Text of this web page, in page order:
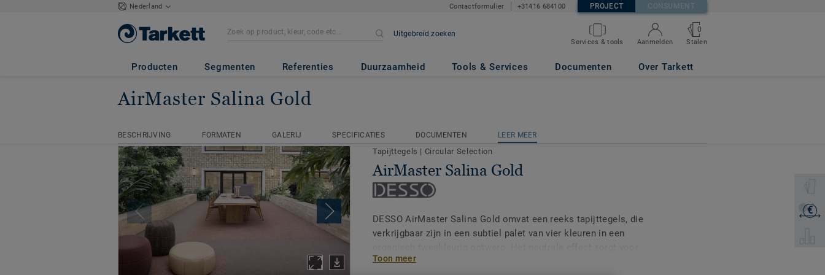
Nederland Contactformulier +31416 684100 PROJECT CONSUMENT
Uitgebreid zoeken
Services & tools Aanmelden
0
Stalen
Producten Segmenten Referenties Duurzaamheid Tools & Services Documenten Over Tarkett
AirMaster Salina Gold
BESCHRIJVING FORMATEN GALERIJ SPECIFICATIES DOCUMENTEN LEER MEER
€
Startpagina Tapijttegels AirMaster Salina Gold
Tapijttegels | Circular Selection
AirMaster Salina Gold
DESSO AirMaster Salina Gold omvat een reeks tapijttegels, die
verkrijgbaar zijn in een subtiel palet van vier kleuren in een
een rustgevende toevoeging aan het interieur van een moderne
Toon meer